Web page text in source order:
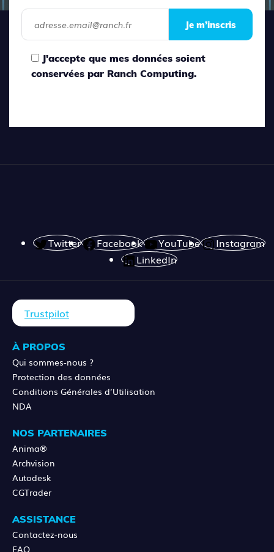
Je m’inscris
J'accepte que mes données soient
conservées par Ranch Computing.
Twitter Facebook YouTube
Instagram
LinkedIn
Trustpilot
À PROPOS
Qui sommes-nous ?
Protection des données
Conditions Générales d’Utilisation
NDA
NOS PARTENAIRES
Anima®
Archvision
Autodesk
CGTrader
ASSISTANCE
Contactez-nous
FAQ